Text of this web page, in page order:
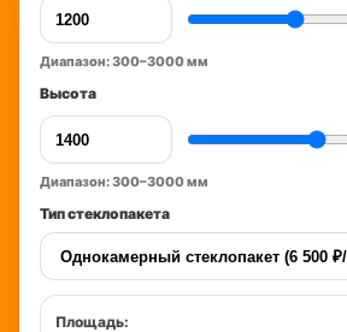
Диапазон: 300–3000 мм
Высота
Диапазон: 300–3000 мм
Тип стеклопакета
Площадь: